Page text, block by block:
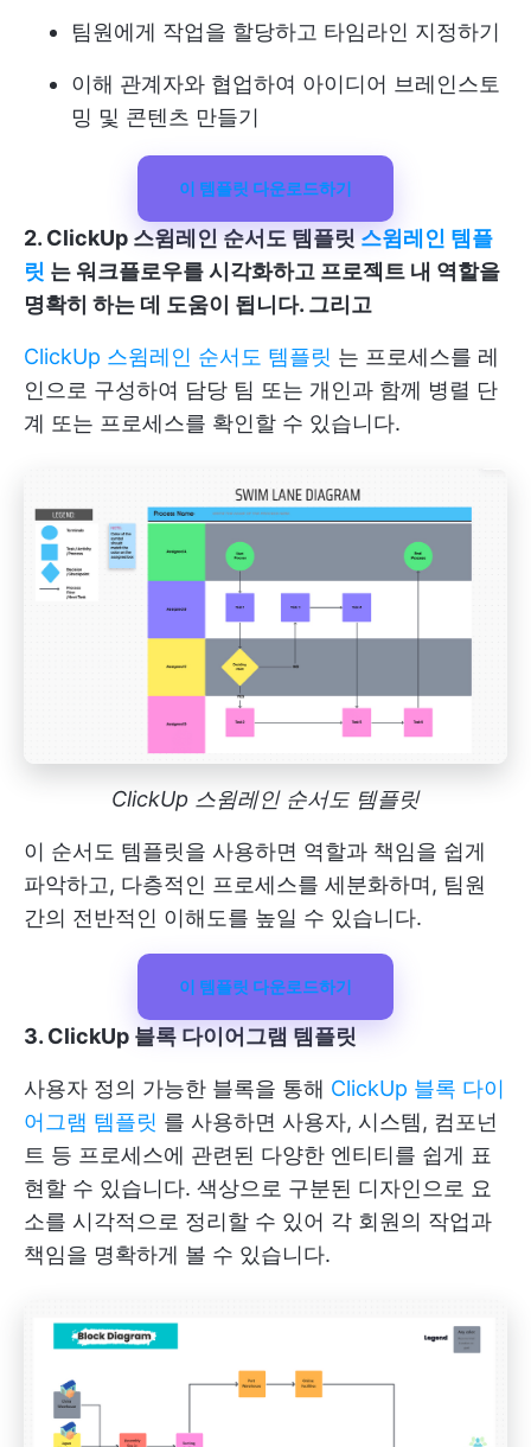
팀원에게 작업을 할당하고 타임라인 지정하기
이해 관계자와 협업하여 아이디어 브레인스토
밍 및 콘텐츠 만들기
이 템플릿 다운로드하기
2. ClickUp 스윔레인 순서도 템플릿 스윔레인 템플
릿 는 워크플로우를 시각화하고 프로젝트 내 역할을
명확히 하는 데 도움이 됩니다. 그리고
ClickUp 스윔레인 순서도 템플릿 는 프로세스를 레
인으로 구성하여 담당 팀 또는 개인과 함께 병렬 단
계 또는 프로세스를 확인할 수 있습니다.
ClickUp 스윔레인 순서도 템플릿
이 순서도 템플릿을 사용하면 역할과 책임을 쉽게
파악하고, 다층적인 프로세스를 세분화하며, 팀원
간의 전반적인 이해도를 높일 수 있습니다.
이 템플릿 다운로드하기
3. ClickUp 블록 다이어그램 템플릿
사용자 정의 가능한 블록을 통해 ClickUp 블록 다이
어그램 템플릿 를 사용하면 사용자, 시스템, 컴포넌
트 등 프로세스에 관련된 다양한 엔티티를 쉽게 표
현할 수 있습니다. 색상으로 구분된 디자인으로 요
소를 시각적으로 정리할 수 있어 각 회원의 작업과
책임을 명확하게 볼 수 있습니다.